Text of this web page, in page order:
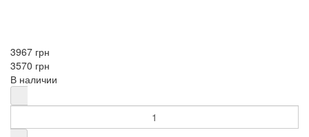
3967 грн
3570 грн
В наличии